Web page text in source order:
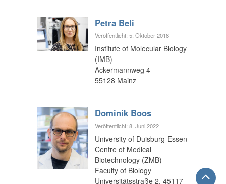
Petra Beli
Veröffentlicht: 5. Oktober 2018
Institute of Molecular Biology
(IMB)
Ackermannweg 4
55128 Mainz
Dominik Boos
Veröffentlicht: 8. Juni 2022
University of Duisburg-Essen
Centre of Medical
Biotechnology (ZMB)
Faculty of Biology
Universitätsstraße 2, 45117